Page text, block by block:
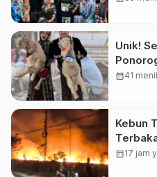
Unik!
Domba
calendar_month41
Kebun
Api
calendar_month17 jam